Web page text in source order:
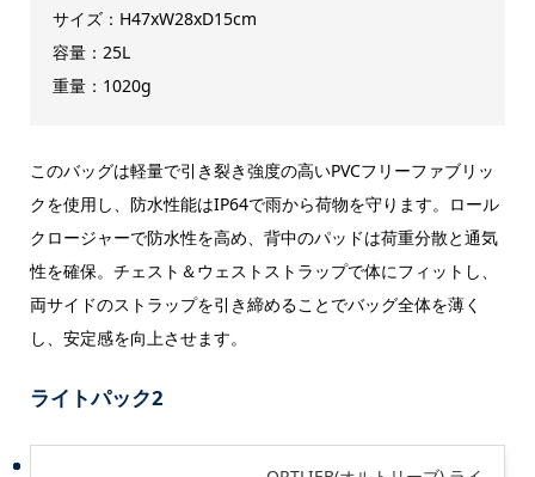
サイズ：H47xW28xD15cm
容量：25L
重量：1020g
このバッグは軽量で引き裂き強度の高いPVCフリーファブリッ
クを使用し、防水性能はIP64で雨から荷物を守ります。ロール
クロージャーで防水性を高め、背中のパッドは荷重分散と通気
性を確保。チェスト＆ウェストストラップで体にフィットし、
両サイドのストラップを引き締めることでバッグ全体を薄く
し、安定感を向上させます。
ライトパック2